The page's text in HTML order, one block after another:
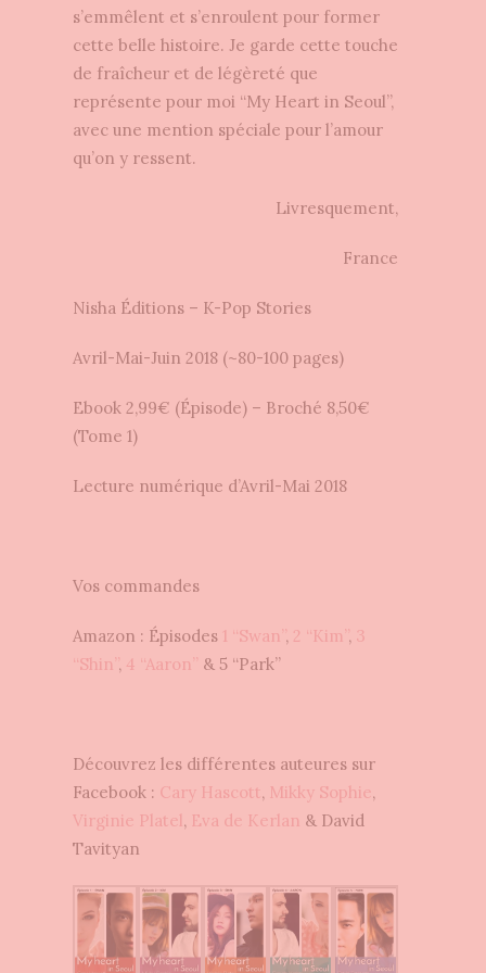
s’emmêlent et s’enroulent pour former
cette belle histoire. Je garde cette touche
de fraîcheur et de légèreté que
représente pour moi “My Heart in Seoul”,
avec une mention spéciale pour l’amour
qu’on y ressent.
Livresquement,
France
Nisha Éditions – K-Pop Stories
Avril-Mai-Juin 2018 (~80-100 pages)
Ebook 2,99€ (Épisode) – Broché 8,50€
(Tome 1)
Lecture numérique d’Avril-Mai 2018
Vos commandes
Amazon : Épisodes 1 “Swan”, 2 “Kim”, 3
“Shin”, 4 “Aaron” & 5 “Park”
Découvrez les différentes auteures sur
Facebook : Cary Hascott, Mikky Sophie,
Virginie Platel, Eva de Kerlan & David
Tavityan